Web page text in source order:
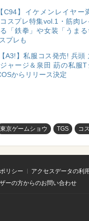
【C94】イケメンレイヤー
スプレ特集vol.1・筋肉レ
「鉄拳」や女装「うまる
プレも
【A3!】私服コス発売! 兵頭
ャージ＆泉田 莇の私服T
からリリース決定
東京ゲームショウ TGS コ
リシー アクセスデータの利
ーの方からのお問い合わせ